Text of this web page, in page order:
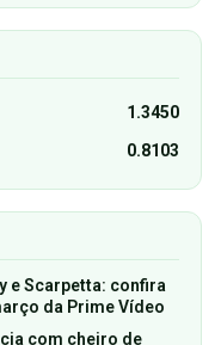
1.3450
0.8103
e Scarpetta: confira
da Prime Vídeo
com cheiro de